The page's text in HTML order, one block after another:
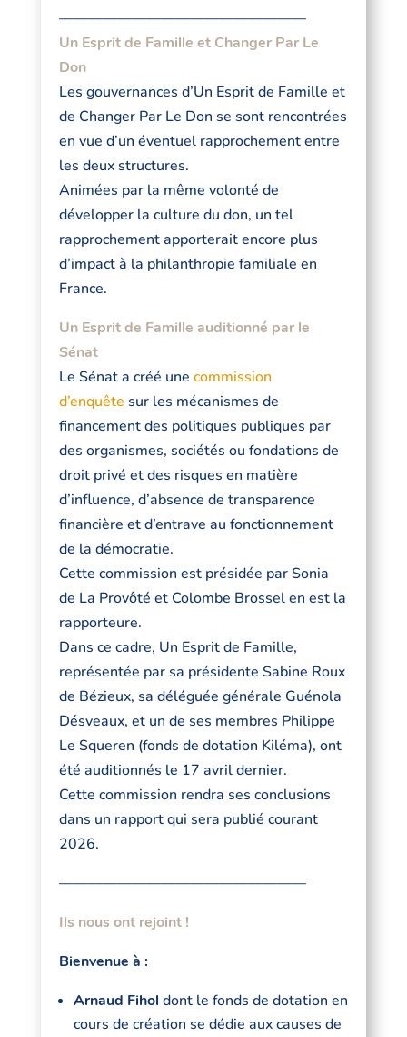
—————————————————
Un Esprit de Famille et Changer Par Le
Don
Les gouvernances d’Un Esprit de Famille et
de Changer Par Le Don se sont rencontrées
en vue d’un éventuel rapprochement entre
les deux structures.
Animées par la même volonté de
développer la culture du don, un tel
rapprochement apporterait encore plus
d’impact à la philanthropie familiale en
France.
Un Esprit de Famille auditionné par le
Sénat
Le Sénat a créé une commission
d’enquête sur les mécanismes de
financement des politiques publiques par
des organismes, sociétés ou fondations de
droit privé et des risques en matière
d’influence, d’absence de transparence
financière et d’entrave au fonctionnement
de la démocratie.
Cette commission est présidée par Sonia
de La Provôté et Colombe Brossel en est la
rapporteure.
Dans ce cadre, Un Esprit de Famille,
représentée par sa présidente Sabine Roux
de Bézieux, sa déléguée générale Guénola
Désveaux, et un de ses membres Philippe
Le Squeren (fonds de dotation Kiléma), ont
été auditionnés le 17 avril dernier.
Cette commission rendra ses conclusions
dans un rapport qui sera publié courant
2026.
—————————————————
Ils nous ont rejoint !
Bienvenue à :
Arnaud Fihol dont le fonds de dotation en
cours de création se dédie aux causes de